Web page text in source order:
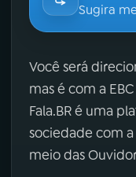
Sugira
Você será
mas é com a
Fala.BR é uma
sociedade com
meio das